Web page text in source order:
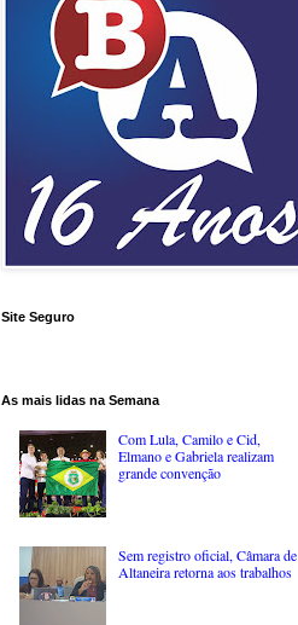
Site Seguro
As mais lidas na Semana
Com Lula, Camilo e Cid,
Elmano e Gabriela realizam
grande convenção
Sem registro oficial, Câmara de
Altaneira retorna aos trabalhos